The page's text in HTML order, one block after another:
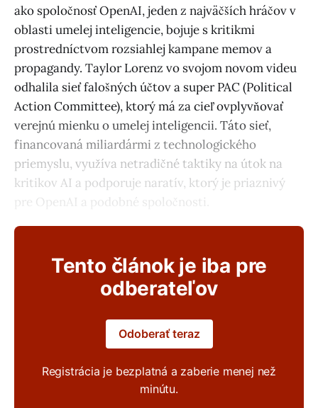
ako spoločnosť OpenAI, jeden z najväčších hráčov v
oblasti umelej inteligencie, bojuje s kritikmi
prostredníctvom rozsiahlej kampane memov a
propagandy. Taylor Lorenz vo svojom novom videu
odhalila sieť falošných účtov a super PAC (Political
Action Committee), ktorý má za cieľ ovplyvňovať
verejnú mienku o umelej inteligencii. Táto sieť,
financovaná miliardármi z technologického
priemyslu, využíva netradičné taktiky na útok na
kritikov AI a podporuje naratív, ktorý je priaznivý
pre OpenAI a podobné spoločnosti.
Tento článok je iba pre
odberateľov
Odoberať teraz
Registrácia je bezplatná a zaberie menej než
minútu.